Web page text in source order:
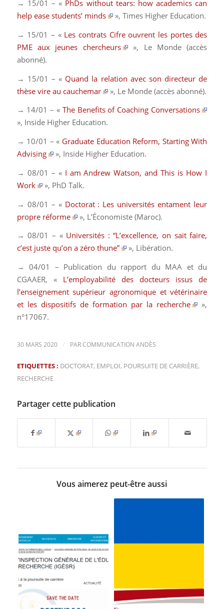
→ 15/01 – « PhDs without tears: how academics can
help ease students’ minds
», Times Higher Education.
→ 15/01 – « Les contrats Cifre ouvrent les portes des
PME aux jeunes chercheurs
», Le Monde(accès
abonné).
→ 15/01 – « Quand la relation avec son directeur de
thèse vire au cauchemar
», Le Monde(accès abonné).
→ 14/01 – « The Benefits of Coaching Conversations
», Inside Higher Education.
→ 10/01 – « Graduate Education Reform, Starting With
Advising
», Inside Higher Education.
→ 08/01 – « I am Andrew Watson, and This is How I
Work
», PhD Talk.
→ 08/01 – « Doctorat : Les universités entament leur
propre réforme
», L’Économiste(Maroc).
→ 08/01 – « Universités : “L’excellence, on sait faire,
c’est juste qu’on a zéro thune”
», Libération.
→ 04/01 – Publication du rapport du MAA et du
CGAAER, « L’employabilité des docteurs issus de
l’enseignement supérieur agronomique et vétérinaire
et les dispositifs de formation par la recherche
»,
n°17067.
30 MARS 2020 / PARCOMMUNICATION ANDÈS
ETIQUETTES : DOCTORAT, EMPLOI, POURSUITE DE CARRIÈRE,
RECHERCHE
Partager cette publication
Vous aimerez peut-être aussi